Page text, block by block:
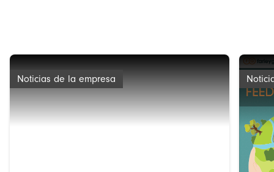
Noticias de la empresa